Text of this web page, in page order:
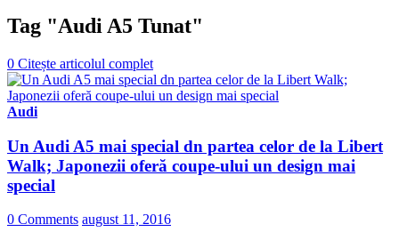
Tag "Audi A5 Tunat"
0 Citește articolul complet
Audi
Un Audi A5 mai special dn partea celor de la Libert
Walk; Japonezii oferă coupe-ului un design mai
special
0 Comments august 11, 2016